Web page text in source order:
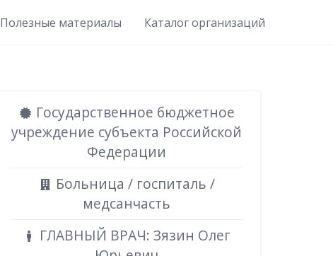
Полезные материалы Каталог организаций
Государственное бюджетное
учреждение субъекта Российской
Федерации
Больница / госпиталь /
медсанчасть
ГЛАВНЫЙ ВРАЧ: Зязин Олег